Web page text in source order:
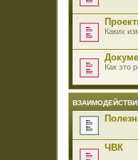
Каких
Как это
ЧВК